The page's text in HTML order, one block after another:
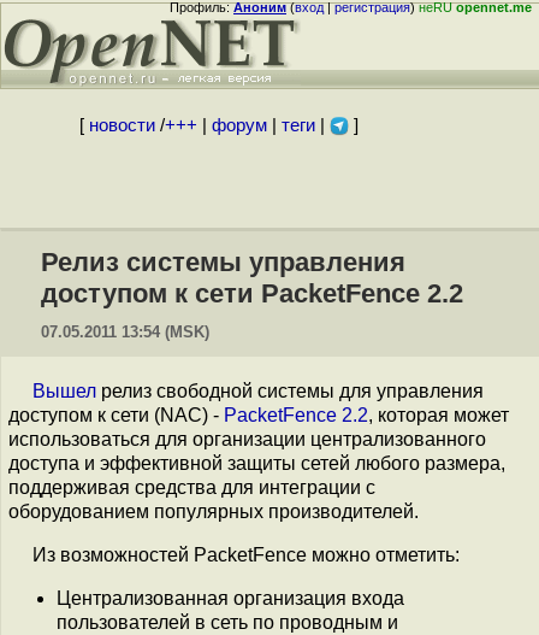
Профиль:Аноним(вход|регистрация)неRUopennet.me
[ новости/+++ форум| теги| ]
Релиз системы управления
доступом к сети PacketFence 2.2
07.05.2011 13:54 (MSK)
Вышел релиз свободной системы для управления
доступом к сети (NAC) - PacketFence 2.2, которая может
использоваться для организации централизованного
доступа и эффективной защиты сетей любого размера,
поддерживая средства для интеграции с
оборудованием популярных производителей.
Из возможностей PacketFence можно отметить:
Централизованная организация входа
пользователей в сеть по проводным и